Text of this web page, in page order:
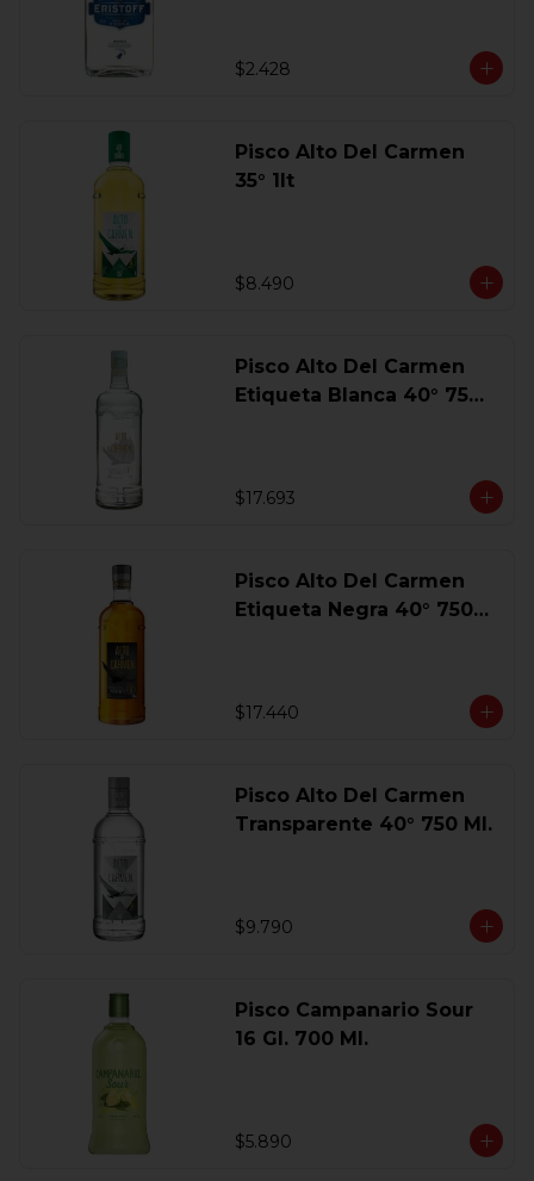
$2.428
Pisco Alto Del Carmen
35° 1lt
$8.490
Pisco Alto Del Carmen
Etiqueta Blanca 40° 750
$17.693
Pisco Alto Del Carmen
Etiqueta Negra 40° 750
$17.440
Pisco Alto Del Carmen
Transparente 40° 750 Ml.
$9.790
Pisco Campanario Sour
16 Gl. 700 Ml.
$5.890